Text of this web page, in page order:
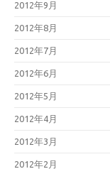
2012年9月
2012年8月
2012年7月
2012年6月
2012年5月
2012年4月
2012年3月
2012年2月